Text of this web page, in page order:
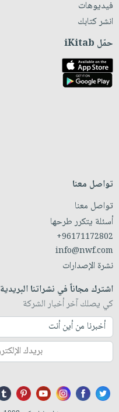
فيديوهات
انشر كتابك
حمّل iKitab
تواصل معنا
تواصل معنا
أسئلة يتكرر طرحها
+96171172802
info@nwf.com
نشرة الإصدارات
اشترك مجاناً في نشراتنا البريدية
كي يصلك آخر أخبار الشركة